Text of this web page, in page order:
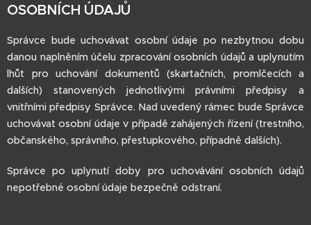
OSOBNÍCH ÚDAJŮ
Správce bude uchovávat osobní údaje po nezbytnou dobu
danou naplněním účelu zpracování osobních údajů a uplynutím
lhůt pro uchování dokumentů (skartačních, promlčecích a
dalších) stanovených jednotlivými právními předpisy a
vnitřními předpisy Správce. Nad uvedený rámec bude Správce
uchovávat osobní údaje v případě zahájených řízení (trestního,
občanského, správního, přestupkového, případně dalších).
Správce po uplynutí doby pro uchovávání osobních údajů
nepotřebné osobní údaje bezpečně odstraní.